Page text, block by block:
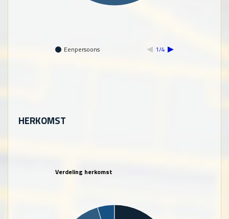
Eenpersoons 1/4
HERKOMST
Verdeling herkomst